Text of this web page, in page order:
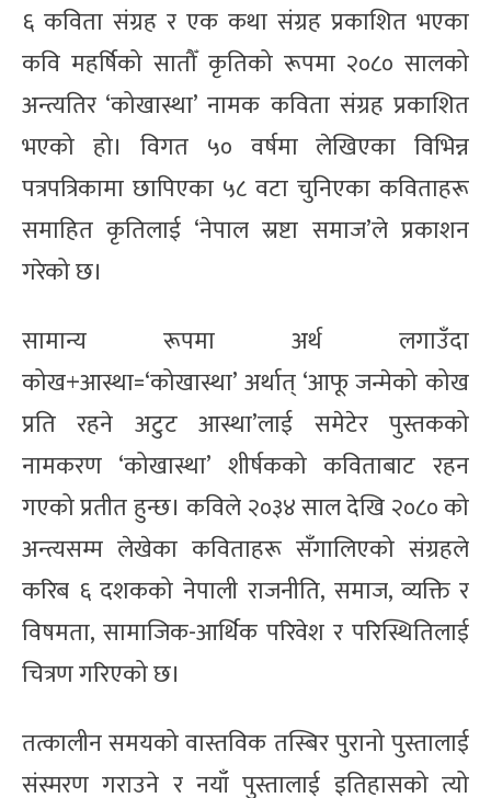
६ कविता संग्रह र एक कथा संग्रह प्रकाशित भएका
कवि महर्षिको सातौँ कृतिको रूपमा २०८० सालको
अन्त्यतिर ‘कोखास्था’ नामक कविता संग्रह प्रकाशित
भएको हो। विगत ५० वर्षमा लेखिएका विभिन्न
पत्रपत्रिकामा छापिएका ५८ वटा चुनिएका कविताहरू
समाहित कृतिलाई ‘नेपाल स्रष्टा समाज’ले प्रकाशन
गरेको छ।
सामान्य रूपमा अर्थ लगाउँदा
कोख+आस्था=‘कोखास्था’ अर्थात् ‘आफू जन्मेको कोख
प्रति रहने अटुट आस्था’लाई समेटेर पुस्तकको
नामकरण ‘कोखास्था’ शीर्षकको कविताबाट रहन
गएको प्रतीत हुन्छ। कविले २०३४ साल देखि २०८० को
अन्त्यसम्म लेखेका कविताहरू सँगालिएको संग्रहले
करिब ६ दशकको नेपाली राजनीति, समाज, व्यक्ति र
विषमता, सामाजिक-आर्थिक परिवेश र परिस्थितिलाई
चित्रण गरिएको छ।
तत्कालीन समयको वास्तविक तस्बिर पुरानो पुस्तालाई
संस्मरण गराउने र नयाँ पुस्तालाई इतिहासको त्यो